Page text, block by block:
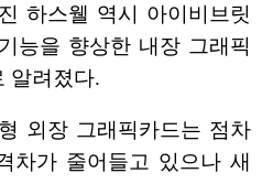
하스웰 역시 아이비브릿
능을 향상한 내장 그래픽
알려졌다.
외장 그래픽카드는 점차
차가 줄어들고 있으나 새